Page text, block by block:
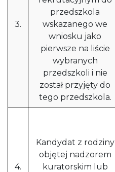
3.
przedszkola
wskazanego we
wniosku jako
pierwsze na liście
wybranych
przedszkoli i nie
został przyjęty do
tego przedszkola.
4.
Kandydat z rodziny
objętej nadzorem
kuratorskim lub